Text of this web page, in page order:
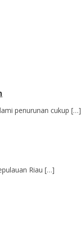
penurunan cukup […]
Riau […]